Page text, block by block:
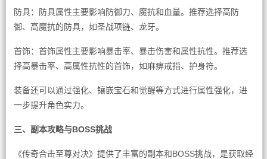
防具：防具属性主要影响防御力、魔抗和血量。推荐选择高防
御、高魔抗的防具，如圣战项链、龙牙。
首饰：首饰属性主要影响暴击率、暴击伤害和属性抗性。推荐选
择高暴击率、高属性抗性的首饰，如麻痹戒指、护身符。
装备还可以通过强化、镶嵌宝石和觉醒等方式进行属性强化，进
一步提升角色实力。
三、副本攻略与BOSS挑战
《传奇合击至尊对决》提供了丰富的副本和BOSS挑战，是获取经